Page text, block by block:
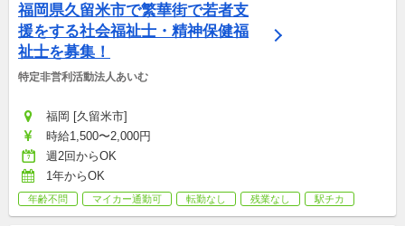
福岡県久留米市で繁華街で若者支
援をする社会福祉士・精神保健福
祉士を募集！
特定非営利活動法人あいむ
福岡 [久留米市]
時給1,500〜2,000円
週2回からOK
1年からOK
年齢不問 マイカー通勤可 転勤なし 残業なし 駅チカ